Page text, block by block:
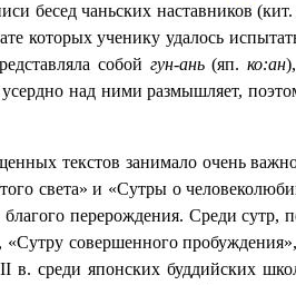
бесед чаньских наставников (кит.
которых ученику удалось
собой гун-ань(яп.ко:ан
над ними размышляет,
текстов занимало очень
света» и «Сутры о
перерождения. Среди сутр,
совершенного пробуждения»,
в. среди японских буддийских